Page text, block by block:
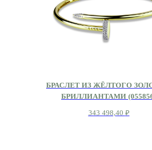
БРАСЛЕТ ИЗ ЖЁЛТОГО
БРИЛЛИАНТАМИ
343 498,40 ₽